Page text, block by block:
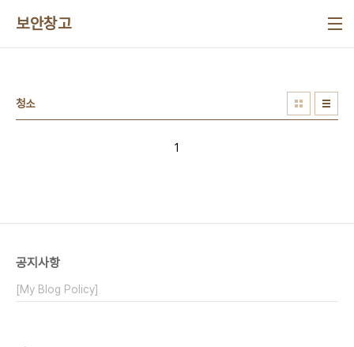
보안창고
청소
1
공지사항
[My Blog Policy]